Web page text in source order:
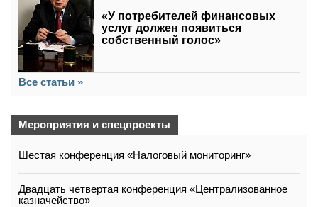
«У потребителей финансовых
услуг должен появиться
собственный голос»
Все статьи »
Мероприятия и спецпроекты
Шестая конференция «Налоговый мониторинг»
Двадцать четвертая конференция «Централизованное
казначейство»